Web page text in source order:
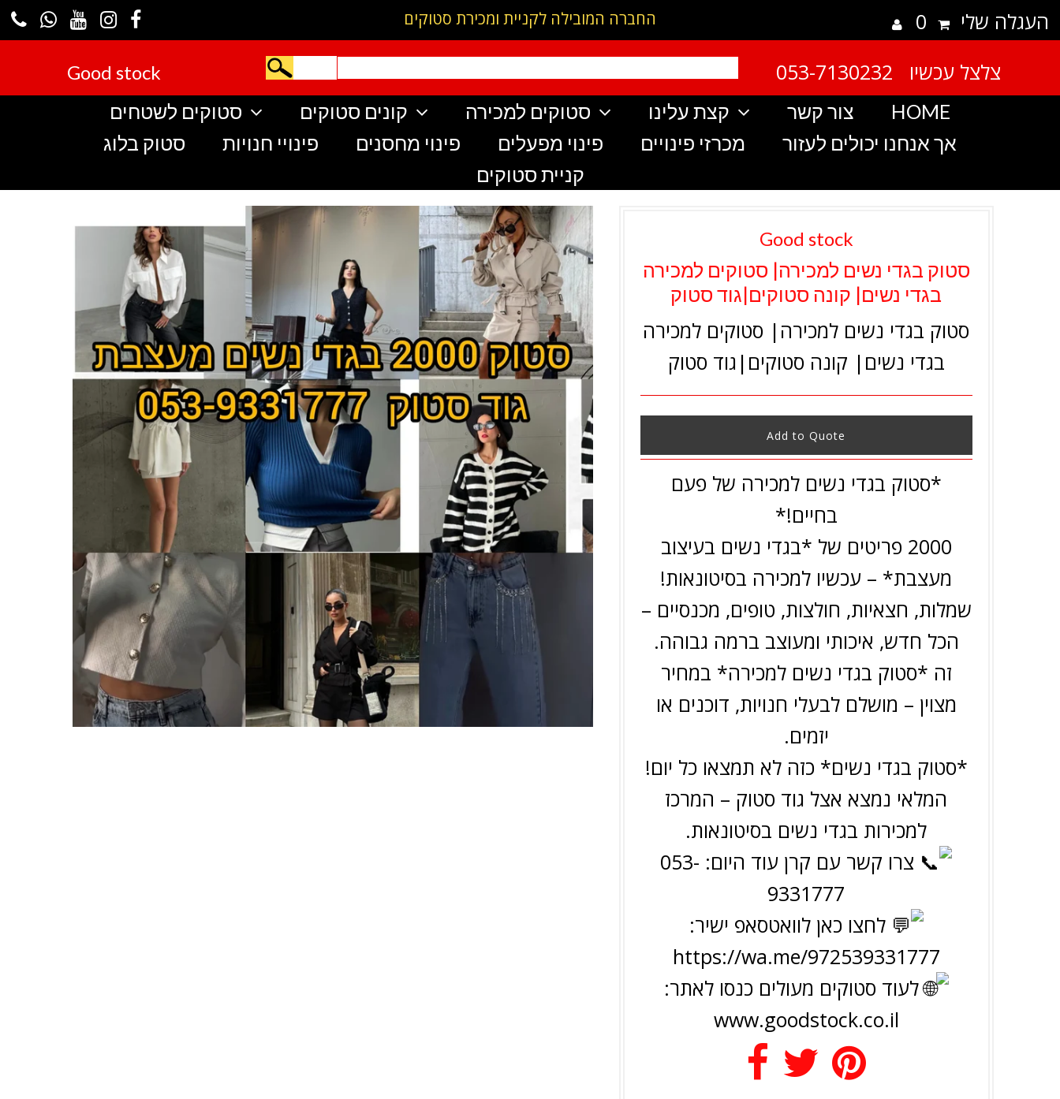
החברה המובילה לקניית ומכירת סטוקים העגלה שלי 0
Good stock צלצל עכשיו 053-7130232
סטוקים לשטחים קונים סטוקים סטוקים למכירה קצת עלינו צור קשר
HOME
סטוק בלוג
פינויי חנויות פינוי מחסנים פינוי מפעלים מכרזי פינויים
אך אנחנו יכולים לעזור
קניית סטוקים
Good stock
סטוק בגדי נשים למכירה| סטוקים למכירה
בגדי נשים| קונה סטוקים|גוד סטוק
סטוק בגדי נשים למכירה| סטוקים למכירה
בגדי נשים| קונה סטוקים|גוד סטוק
Add to Quote
*סטוק בגדי נשים למכירה של פעם
בחיים!*
2000 פריטים של *בגדי נשים בעיצוב
מעצבת* – עכשיו למכירה בסיטונאות!
שמלות, חצאיות, חולצות, טופים, מכנסיים –
הכל חדש, איכותי ומעוצב ברמה גבוהה.
זה *סטוק בגדי נשים למכירה* במחיר
מצוין – מושלם לבעלי חנויות, דוכנים או
יזמים.
*סטוק בגדי נשים* כזה לא תמצאו כל יום!
המלאי נמצא אצל גוד סטוק – המרכז
למכירות בגדי נשים בסיטונאות.
צרו קשר עם קרן עוד היום: 053-
9331777
לחצו כאן לוואטסאפ ישיר:
https://wa.me/972539331777
לעוד סטוקים מעולים כנסו לאתר:
www.goodstock.co.il